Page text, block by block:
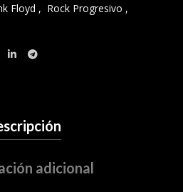
Floyd , Rock Progresivo ,
adicional